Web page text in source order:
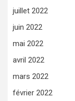
juillet 2022
juin 2022
mai 2022
avril 2022
mars 2022
février 2022